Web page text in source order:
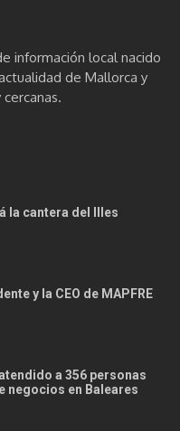
información local nacido
de Mallorca y
la cantera del Illes
y la CEO de MAPFRE
a 356 personas
negocios en Baleares